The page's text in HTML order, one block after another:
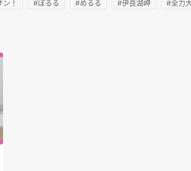
！ #ぼるる #めるる #伊良湖岬 #全力